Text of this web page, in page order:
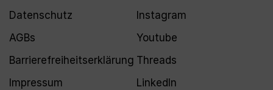
Datenschutz
AGBs
Barrierefreiheitserklärung
Impressum
Instagram
Youtube
Threads
LinkedIn